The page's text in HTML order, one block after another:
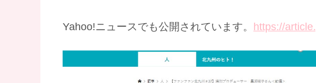
Yahoo!ニュースでも公開されています。 https://